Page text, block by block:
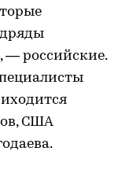
— российские.
США